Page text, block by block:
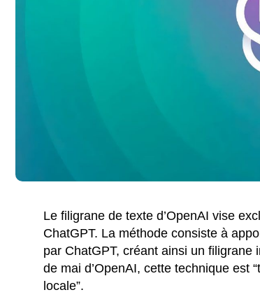
Le filigrane de texte d’OpenAI vise
ChatGPT. La méthode consiste à
par ChatGPT, créant ainsi un filigrane
de mai d’OpenAI, cette technique est
locale”.